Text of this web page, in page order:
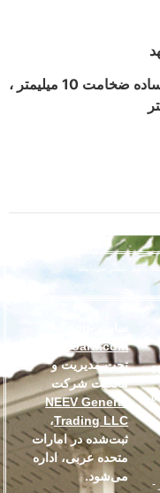
متریال مورد استفاده : پانل فایبرسمنت ساده ضخامت 10 میلیمتر ،
-
smartboard.com
تحت مدیریت و
مالکیت شرکت
NEEV General
Trading LLC،
ثبت‌شده در امارات
متحده عربی، اداره
می‌شود.
تجهیز سمیر می‌باشد